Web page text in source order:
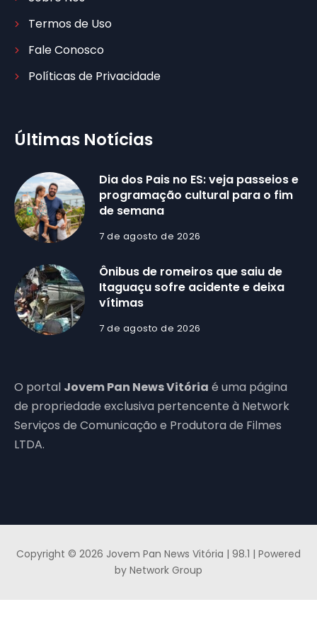
Termos de Uso
Fale Conosco
Políticas de Privacidade
Últimas Notícias
Dia dos Pais no ES: veja passeios e
programação cultural para o fim
de semana
7 de agosto de 2026
Ônibus de romeiros que saiu de
Itaguaçu sofre acidente e deixa
vítimas
7 de agosto de 2026
O portal Jovem Pan News Vitória é uma página
de propriedade exclusiva pertencente à Network
Serviços de Comunicação e Produtora de Filmes
LTDA.
Copyright © 2026 Jovem Pan News Vitória | 98.1 | Powered
by Network Group